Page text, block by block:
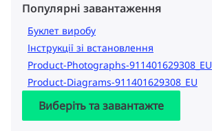
Популярні завантаження
Буклет виробу
Інструкції зі встановлення
Product-Photographs-911401629308_EU
Product-Diagrams-911401629308_EU
Виберіть та завантажте